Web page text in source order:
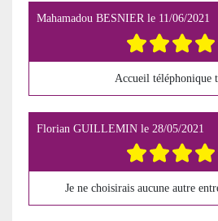
Mahamadou BESNIERle 11/06/2021
Accueil téléphonique
Florian GUILLEMIN le 28/05/2021
Je ne choisirais aucune autre